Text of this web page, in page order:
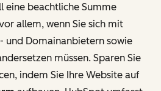
eine beachtliche Summe
allem, wenn Sie sich mit
und Domainanbietern sowie
müssen. Sparen Sie
indem Sie Ihre Website auf